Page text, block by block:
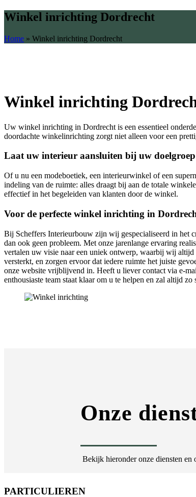
Winkel inrichting Dordrecht
Home » Winkel inrichting Dordrecht
Winkel inrichting
Uw winkel inrichting in Dordrecht is een essentieel
doordachte winkelinrichting zorgt niet alleen voor een
Laat uw interieur aansluiten bij uw doelgroep
Of u nu een modeboetiek, een interieurwinkel of een
indeling van de ruimte: alles draagt bij aan de totale
effectief in het begeleiden van klanten door de winkel.
Voor de perfecte winkel inrichting in
Bij Scheffers Interieurbouw zijn wij gespecialiseerd in het
dan ook geen probleem. Met onze jarenlange ervaring
vertalen uw visie naar een uniek ontwerp, waarbij wij
versterkt, en zorgen ervoor dat iedere ruimte het juiste
onze website vrijblijvend in. Heeft u liever contact via e-
enthousiaste team staat klaar om u te helpen en zal altijd
Onze
Bekijk hieronder onze diensten en
PARTICULIEREN